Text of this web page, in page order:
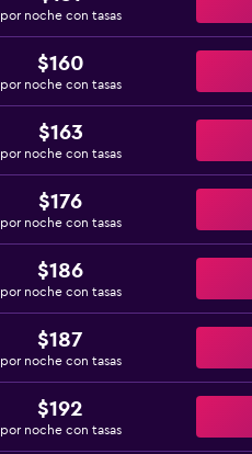
por noche con tasas
$160
por noche con tasas
$163
por noche con tasas
$176
por noche con tasas
$186
por noche con tasas
$187
por noche con tasas
$192
por noche con tasas